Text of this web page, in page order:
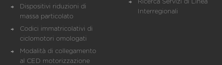
Dispositivi riduzioni di
massa particolato
Codici immatricolativi di
ciclomotori omologati
Modalità di collegamento
al CED motorizzazione
Ricerca Servizi di Linea
Interregionali